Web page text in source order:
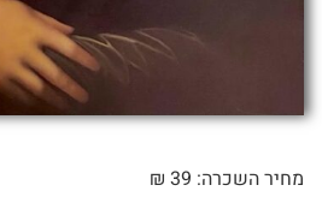
מחיר השכרה: 39 ₪